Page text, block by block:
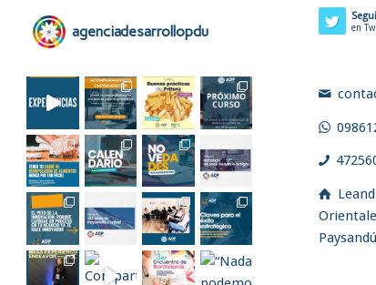
agenciadesarrollopdu en